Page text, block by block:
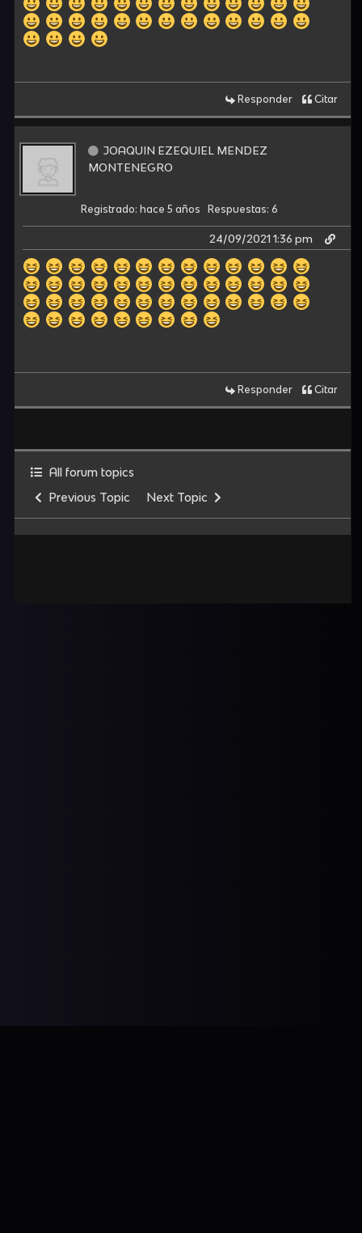
Responder Citar
JOAQUIN EZEQUIEL MENDEZ
MONTENEGRO
Registrado: hace 5 años Respuestas: 6
24/09/2021 1:36 pm
Responder Citar
All forum topics
Previous Topic
Next Topic